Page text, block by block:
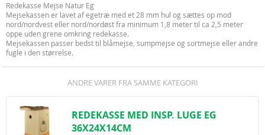
Redekasse Mejse Natur Eg
Mejsekassen er lavet af egetræ med et 28 mm hul og sættes op mod
nord/nordvest eller nord/nordøst fra minimum 1,8 meter til ca 2,5 meter
oppe uden grene omkring redekasse.
Mejsekassen passer bedst til blåmejse, sumpmejse og sortmejse eller andre
fugle i den størrelse.
ANDRE VARER FRA SAMME KATEGORI
REDEKASSE MED INSP. LUGE EG
36X24X14CM